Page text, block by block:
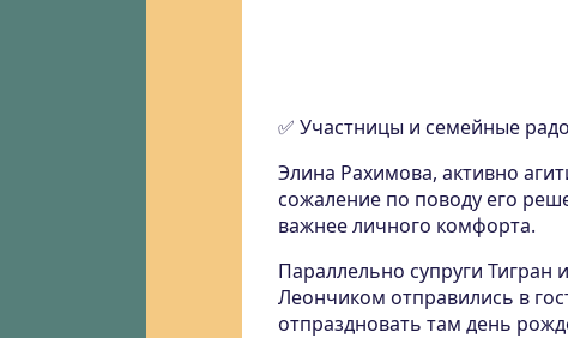
✅ Участницы и семейные
Элина Рахимова, активно
сожаление по поводу его
важнее личного комфорта.
Параллельно супруги Тигран
Леончиком отправились в
отпраздновать там день